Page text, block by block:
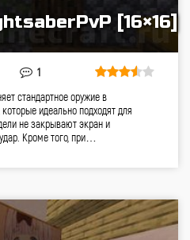
[16×16]
1
стандартное оружие в
идеально подходят для
не закрывают экран и
Кроме того, при…